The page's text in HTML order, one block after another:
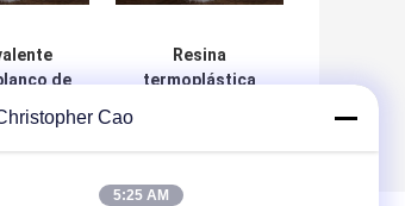
de
de
la gota
lucite E
Resina
termoplástica
lucite E-2016 de
las capas del
Cao
5:25 AM